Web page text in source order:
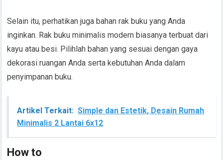
Selain itu, perhatikan juga bahan rak buku yang Anda
inginkan. Rak buku minimalis modern biasanya terbuat dari
kayu atau besi. Pilihlah bahan yang sesuai dengan gaya
dekorasi ruangan Anda serta kebutuhan Anda dalam
penyimpanan buku.
Artikel Terkait: Simple dan Estetik, Desain Rumah
Minimalis 2 Lantai 6x12
How to